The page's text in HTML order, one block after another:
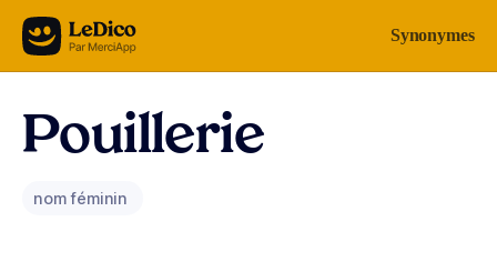
Aller au contenu Synonymes
Pouillerie
nom féminin